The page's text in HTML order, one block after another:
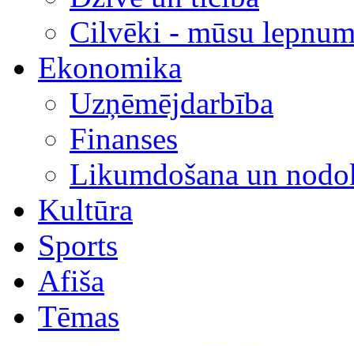
Cilvēki - mūsu
Ekonomika
Uzņēmējdarbība
Finanses
Likumdošana un
Kultūra
Sports
Afiša
Tēmas